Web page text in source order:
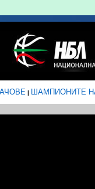
| ШАМПИОНИТЕ